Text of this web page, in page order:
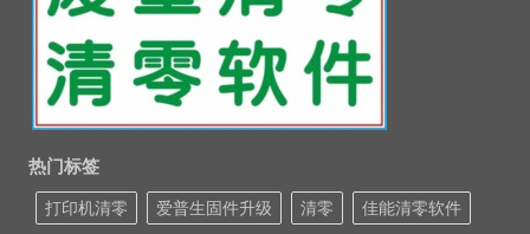
热门标签
打印机清零 爱普生固件升级 清零 佳能清零软件